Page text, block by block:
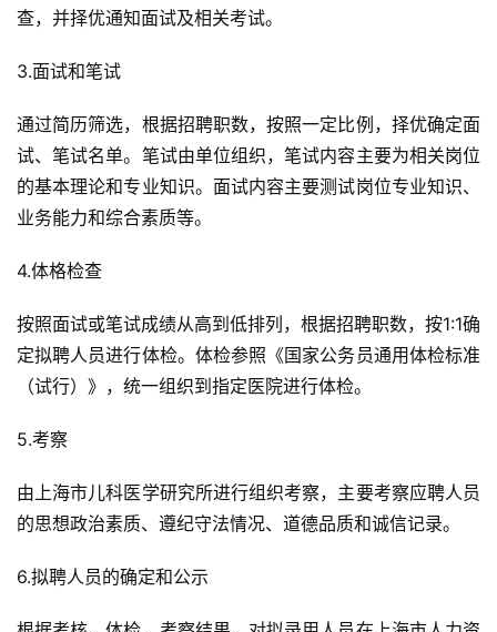
查，并择优通知面试及相关考试。
3.面试和笔试
通过简历筛选，根据招聘职数，按照一定比例，择优确定面
试、笔试名单。笔试由单位组织，笔试内容主要为相关岗位
的基本理论和专业知识。面试内容主要测试岗位专业知识、
业务能力和综合素质等。
4.体格检查
按照面试或笔试成绩从高到低排列，根据招聘职数，按1:1确
定拟聘人员进行体检。体检参照《国家公务员通用体检标准
（试行）》，统一组织到指定医院进行体检。
5.考察
由上海市儿科医学研究所进行组织考察，主要考察应聘人员
的思想政治素质、遵纪守法情况、道德品质和诚信记录。
6.拟聘人员的确定和公示